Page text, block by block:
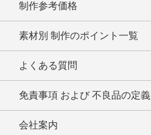
制作参考価格
素材別 制作のポイント一覧
よくある質問
免責事項 および 不良品の定義
会社案内